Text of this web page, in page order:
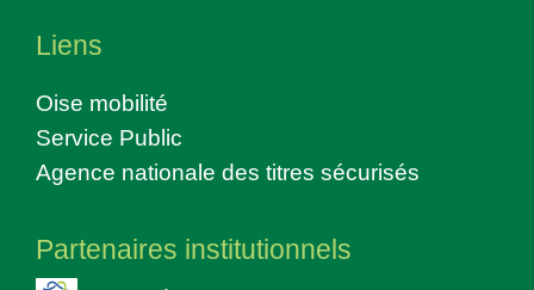
Liens
Oise mobilité
Service Public
Agence nationale des titres sécurisés
Partenaires institutionnels